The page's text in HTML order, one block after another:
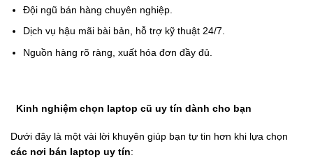
Đội ngũ bán hàng chuyên nghiệp.
Dịch vụ hậu mãi bài bản, hỗ trợ kỹ thuật 24/7.
Nguồn hàng rõ ràng, xuất hóa đơn đầy đủ.
Kinh nghiệm chọn laptop cũ uy tín dành cho bạn
Dưới đây là một vài lời khuyên giúp bạn tự tin hơn khi lựa chọn
các nơi bán laptop uy tín: